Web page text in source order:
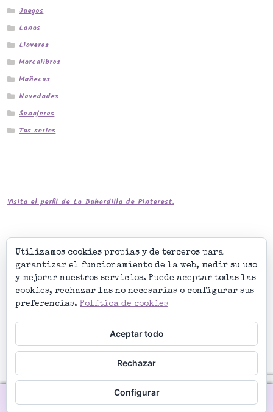
Juegos
Lanas
Llaveros
Marcalibros
Muñecos
Novedades
Sonajeros
Tus series
Visita el perfil de La Buhardilla de Pinterest.
La Buhardilla de Noe
© La Buhardilla de Noe 2026
Construido con WooCommerce.
Buscar
Utilizamos cookies propias y de terceros para
garantizar el funcionamiento de la web, medir su uso
y mejorar nuestros servicios. Puede aceptar todas las
cookies, rechazar las no necesarias o configurar sus
preferencias. Política de cookies
Aceptar todo
Rechazar
Configurar